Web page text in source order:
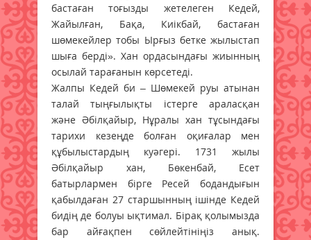
бастаған тоғызды жетелеген Кедей,
Жайылған, Бақа, Киікбай, бастаған
шөмекейлер тобы Ырғыз бетке жылыстап
шыға берді». Хан ордасындағы жиынның
осылай тарағанын көрсетеді.
Жалпы Кедей би – Шөмекей руы атынан
талай тыңғылықты істерге араласқан
және Әбілқайыр, Нұралы хан тұсындағы
тарихи кезеңде болған оқиғалар мен
құбылыстардың куәгері. 1731 жылы
Әбілқайыр хан, Бөкенбай, Есет
батырлармен бірге Ресей бодандығын
қабылдаған 27 старшынның ішінде Кедей
бидің де болуы ықтимал. Бірақ қолымызда
бар айғақпен сөйлейтініңіз анық.